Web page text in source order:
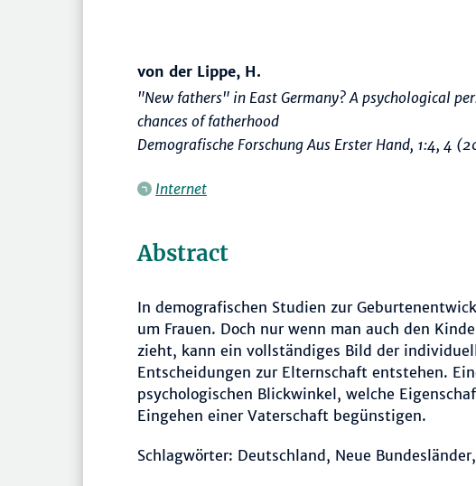
von der Lippe, H.
"New fathers" in East Germany? A psychological
chances of fatherhood
Demografische Forschung Aus Erster Hand, 1:4, 4
Internet
Abstract
In demografischen Studien zur
um Frauen. Doch nur wenn man auch den
zieht, kann ein vollständiges Bild der
Entscheidungen zur Elternschaft entstehen.
psychologischen Blickwinkel, welche
Eingehen einer Vaterschaft begünstigen.
Schlagwörter: Deutschland, Neue